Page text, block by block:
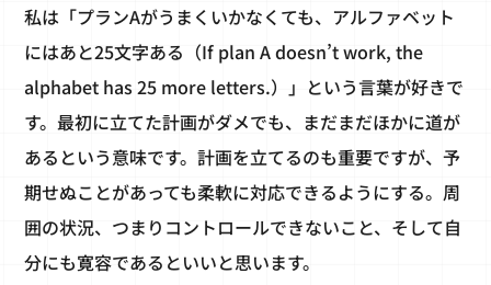
私は「プランAがうまくいかなくても、アルファベット
にはあと25文字ある（If plan A doesn’t work, the
alphabet has 25 more letters.）」という言葉が好きで
す。最初に立てた計画がダメでも、まだまだほかに道が
あるという意味です。計画を立てるのも重要ですが、予
期せぬことがあっても柔軟に対応できるようにする。周
囲の状況、つまりコントロールできないこと、そして自
分にも寛容であるといいと思います。